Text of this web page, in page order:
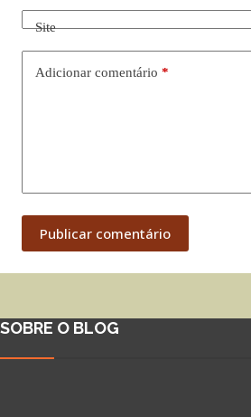
Site
Adicionar comentário *
Publicar comentário
SOBRE O BLOG